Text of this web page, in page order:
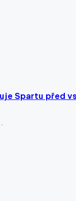
Spartu před